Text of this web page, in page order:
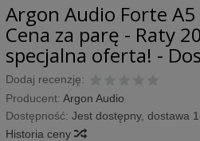
Argon Audio Forte A5
Cena za parę - Raty
specjalna oferta! -
Dodaj recenzję:
Producent: Argon Audio
Dostępność: Jest dostępny, dostawa
Historia ceny